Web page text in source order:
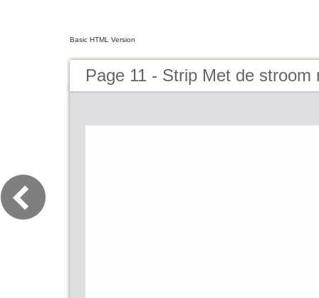
Basic HTML Version
Page 11 - Strip Met de stroom